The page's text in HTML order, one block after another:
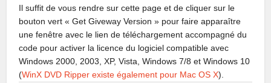
Il suffit de vous rendre sur cette page et de cliquer sur le
bouton vert « Get Giveway Version » pour faire apparaître
une fenêtre avec le lien de téléchargement accompagné du
code pour activer la licence du logiciel compatible avec
Windows 2000, 2003, XP, Vista, Windows 7/8 et Windows 10
(WinX DVD Ripper existe également pour Mac OS X).